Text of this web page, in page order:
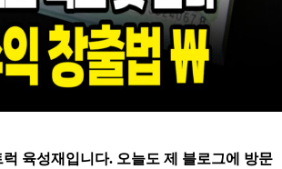
육성재 입니다. 오늘도 제 블로그에 방문